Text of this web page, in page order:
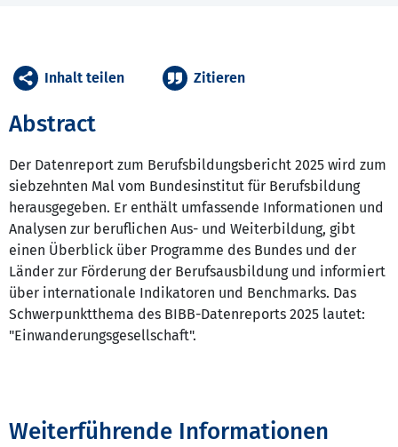
Abstract
Der Datenreport zum Berufsbildungsbericht 2025 wird zum
siebzehnten Mal vom Bundesinstitut für Berufsbildung
herausgegeben. Er enthält umfassende Informationen und
Analysen zur beruflichen Aus- und Weiterbildung, gibt
einen Überblick über Programme des Bundes und der
Länder zur Förderung der Berufsausbildung und informiert
über internationale Indikatoren und Benchmarks. Das
Schwerpunktthema des BIBB-Datenreports 2025 lautet:
"Einwanderungsgesellschaft".
Inhalt teilen Zitieren
Weiterführende Informationen